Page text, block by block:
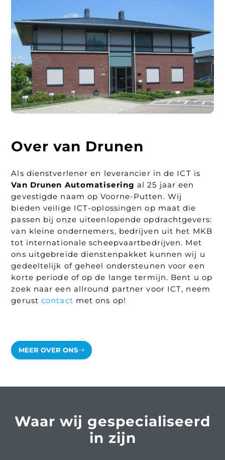
Over van Drunen
Als dienstverlener en leverancier in de ICT is
Van Drunen Automatisering al 25 jaar een
gevestigde naam op Voorne-Putten. Wij
bieden veilige ICT-oplossingen op maat die
passen bij onze uiteenlopende opdrachtgevers:
van kleine ondernemers, bedrijven uit het MKB
tot internationale scheepvaartbedrijven. Met
ons uitgebreide dienstenpakket kunnen wij u
gedeeltelijk of geheel ondersteunen voor een
korte periode of op de lange termijn. Bent u op
zoek naar een allround partner voor ICT, neem
gerustcontact met ons op!
MEER OVER ONS
Waar wij gespecialiseerd
in zijn